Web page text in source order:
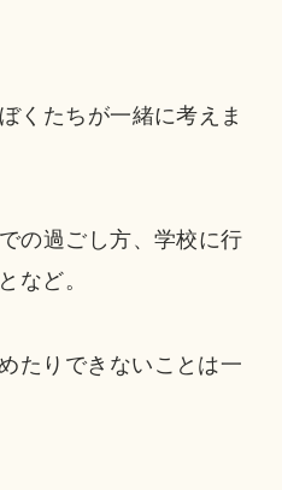
くたちが一緒に考えま
の過ごし方、学校に行
など。
たりできないことは一